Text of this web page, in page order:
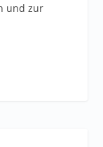
und zur